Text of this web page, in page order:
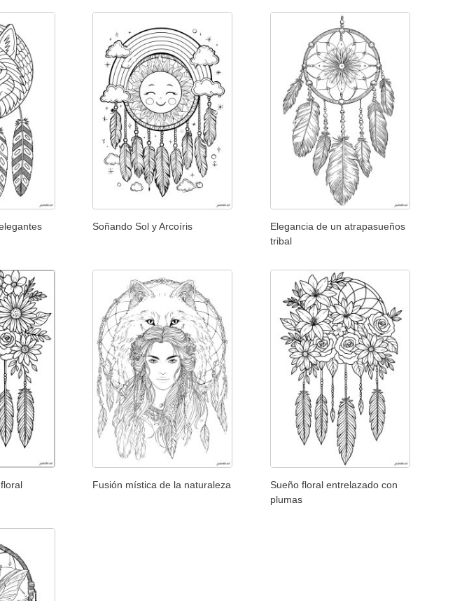
Soñando Sol y Arcoíris
Elegancia de un atrapasueños
tribal
Fusión mística de la naturaleza
Sueño floral entrelazado con
plumas